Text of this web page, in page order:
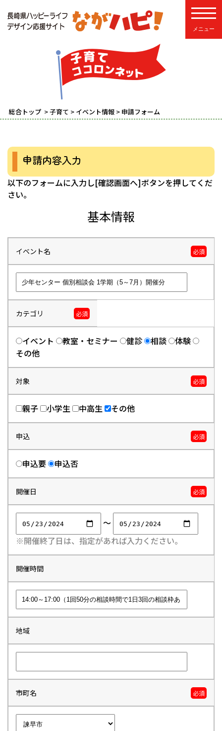
総合トップ >子育て > イベント情報 > 申請フォーム
申請内容入力
以下のフォームに入力し[確認画面へ]ボタンを押してくだ
さい。
基本情報
イベント名 必須
カテゴリ 必須
イベント 教室・セミナー 健診 相談
体験
その他
対象 必須
親子 小学生 中高生 その他
申込 必須
申込要 申込否
開催日 必須
～
※開催終了日は、指定があれば入力ください。
開催時間
地域
市町名 必須